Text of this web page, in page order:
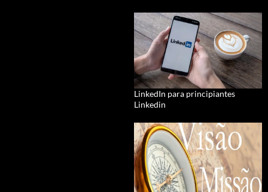
LinkedIn para principiantes
Linkedin